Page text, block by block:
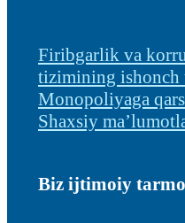
Firibgarlik va
tizimining ishonch
Monopoliyaga
Shaxsiy
Biz ijtimoiy